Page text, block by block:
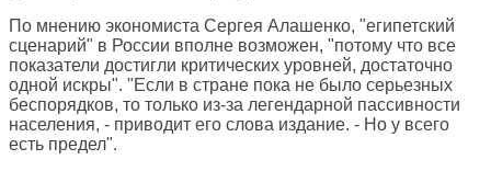
По мнению экономиста Сергея Алашенко, "египетский
сценарий" в России вполне возможен, "потому что все
показатели достигли критических уровней, достаточно
одной искры". "Если в стране пока не было серьезных
беспорядков, то только из-за легендарной пассивности
населения, - приводит его слова издание. - Но у всего
есть предел".